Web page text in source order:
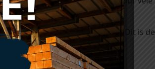
onder druk geïmpregneerd. Dit is de
hout onttrokken en wordt het